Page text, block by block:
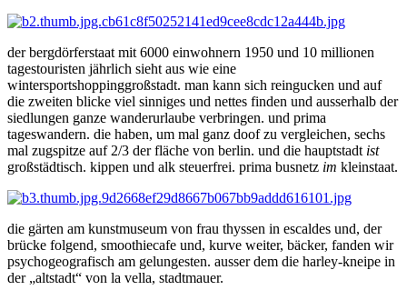
der bergdörferstaat mit 6000 einwohnern 1950 und 10 millionen
tagestouristen jährlich sieht aus wie eine
wintersportshoppinggroßstadt. man kann sich reingucken und auf
die zweiten blicke viel sinniges und nettes finden und ausserhalb der
siedlungen ganze wanderurlaube verbringen. und prima
tageswandern. die haben, um mal ganz doof zu vergleichen, sechs
mal zugspitze auf 2/3 der fläche von berlin. und die hauptstadt ist
großstädtisch. kippen und alk steuerfrei. prima busnetz im kleinstaat.
die gärten am kunstmuseum von frau thyssen in escaldes und, der
brücke folgend, smoothiecafe und, kurve weiter, bäcker, fanden wir
psychogeografisch am gelungesten. ausser dem die harley-kneipe in
der „altstadt“ von la vella, stadtmauer.